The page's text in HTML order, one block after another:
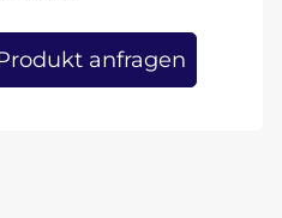
anfragen